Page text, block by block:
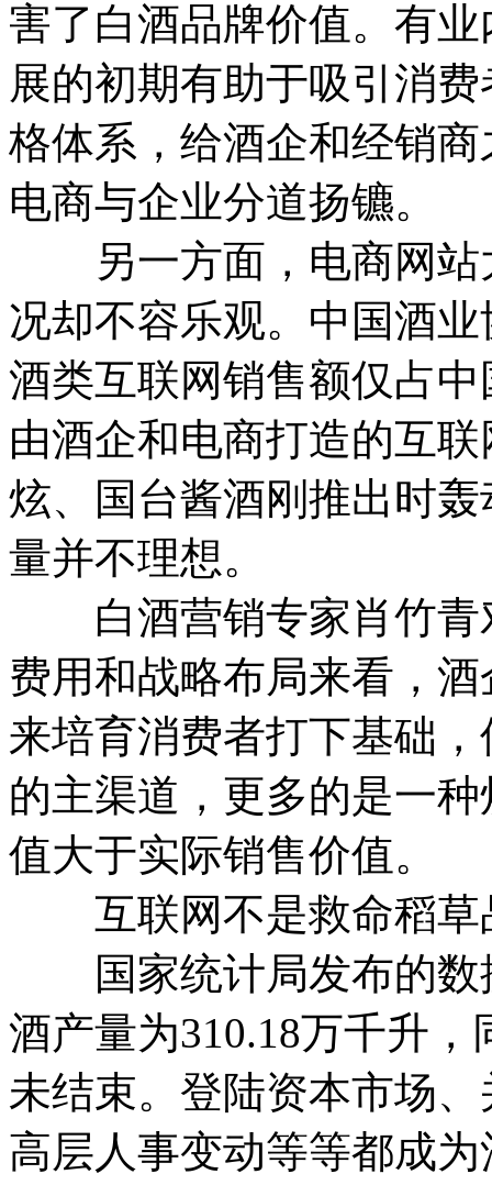
害了白酒品牌价值。有
展的初期有助于吸引消
格体系，给酒企和经销
电商与企业分道扬镳。
另一方面，电商网站
况却不容乐观。中国酒
酒类互联网销售额仅占
由酒企和电商打造的互
炫、国台酱酒刚推出时
量并不理想。
白酒营销专家肖竹青
费用和战略布局来看，
来培育消费者打下基础
的主渠道，更多的是一
值大于实际销售价值。
互联网不是救命稻草
国家统计局发布的数
酒产量为310.18万千升
未结束。登陆资本市场
高层人事变动等等都成